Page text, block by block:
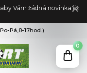
Vám žádná novinka již
Pá,8-17hod.)
0